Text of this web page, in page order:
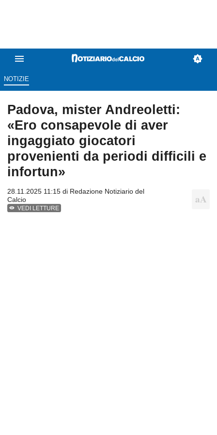
NOTIZIE
Padova, mister Andreoletti:
«Ero consapevole di aver
ingaggiato giocatori
provenienti da periodi difficili e
infortun»
28.11.2025 11:15 di Redazione Notiziario del
Calcio
VEDI LETTURE